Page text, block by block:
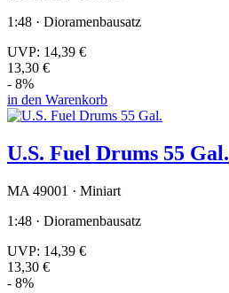
1:48 · Dioramenbausatz
UVP: 14,39 €
13,30 €
- 8%
in den Warenkorb
U.S. Fuel Drums 55 Gal.
MA 49001 · Miniart
1:48 · Dioramenbausatz
UVP: 14,39 €
13,30 €
- 8%